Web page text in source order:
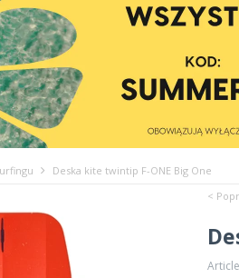
Deska kite twintip F-ONE Big One
<